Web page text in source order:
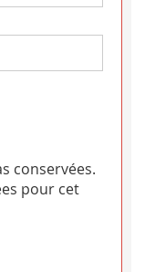
conservées.
pour cet